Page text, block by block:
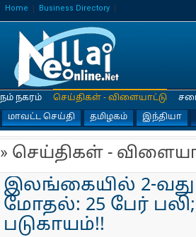
Home Business Directory
நம் நகரம்
செய்திகள் - விளையாட்டு
மாவட்ட செய்தி
தமிழகம் இந்தியா
» செய்திகள் -
இலங்கையில் 2-வது
மோதல்: 25 பேர்
படுகாயம்!!